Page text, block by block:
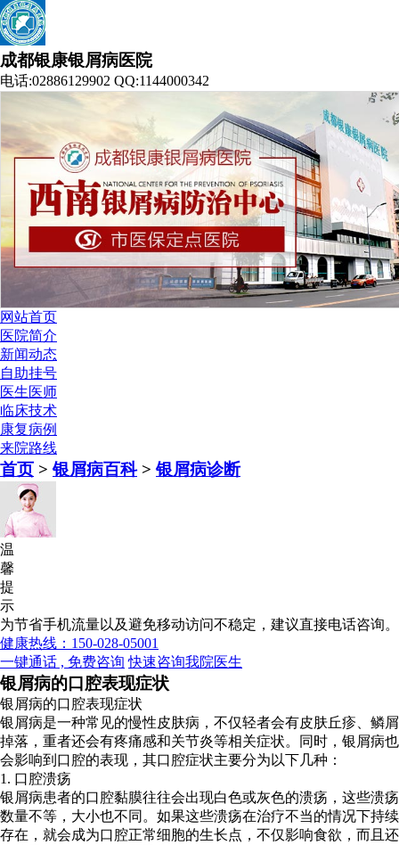
成都银康银屑病医院
电话:02886129902 QQ:1144000342
网站首页
医院简介
新闻动态
自助挂号
医生医师
临床技术
康复病例
来院路线
首页 >银屑病百科>银屑病诊断
温
馨
提
示
为节省手机流量以及避免移动访问不稳定，建议直接电话咨询。
健康热线：150-028-05001
一键通话 , 免费咨询 快速咨询我院医生
银屑病的口腔表现症状
银屑病的口腔表现症状
银屑病是一种常见的慢性皮肤病，不仅轻者会有皮肤丘疹、鳞屑
掉落，重者还会有疼痛感和关节炎等相关症状。同时，银屑病也
会影响到口腔的表现，其口腔症状主要分为以下几种：
1. 口腔溃疡
银屑病患者的口腔黏膜往往会出现白色或灰色的溃疡，这些溃疡
数量不等，大小也不同。如果这些溃疡在治疗不当的情况下持续
存在，就会成为口腔正常细胞的生长点，不仅影响食欲，而且还